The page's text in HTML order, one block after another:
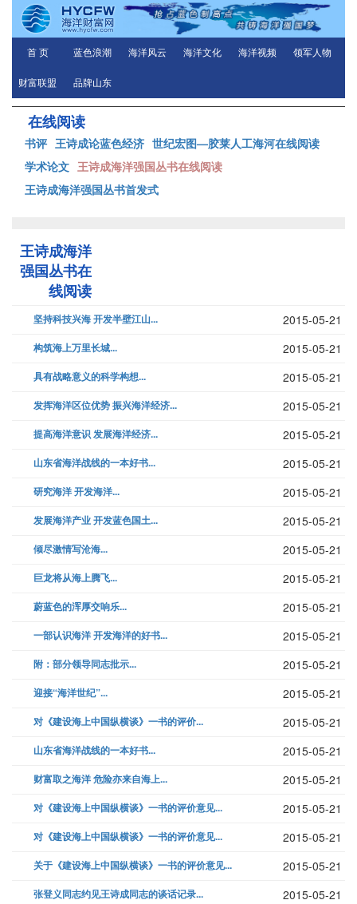
首 页 蓝色浪潮 海洋风云 海洋文化 海洋视频 领军人物
财富联盟 品牌山东
在线阅读
书评 王诗成论蓝色经济 世纪宏图—胶莱人工海河在线阅读
学术论文 王诗成海洋强国丛书在线阅读
王诗成海洋强国丛书首发式
王诗成海洋
强国丛书在
线阅读
坚持科技兴海 开发半壁江山... 2015-05-21
构筑海上万里长城... 2015-05-21
具有战略意义的科学构想... 2015-05-21
发挥海洋区位优势 振兴海洋经济... 2015-05-21
提高海洋意识 发展海洋经济... 2015-05-21
山东省海洋战线的一本好书... 2015-05-21
研究海洋 开发海洋... 2015-05-21
发展海洋产业 开发蓝色国土... 2015-05-21
倾尽激情写沧海... 2015-05-21
巨龙将从海上腾飞... 2015-05-21
蔚蓝色的浑厚交响乐... 2015-05-21
一部认识海洋 开发海洋的好书... 2015-05-21
附：部分领导同志批示... 2015-05-21
迎接“海洋世纪”... 2015-05-21
对《建设海上中国纵横谈》一书的评价... 2015-05-21
山东省海洋战线的一本好书... 2015-05-21
财富取之海洋 危险亦来自海上... 2015-05-21
对《建设海上中国纵横谈》一书的评价意见... 2015-05-21
对《建设海上中国纵横谈》一书的评价意见... 2015-05-21
关于《建设海上中国纵横谈》一书的评价意见... 2015-05-21
张登义同志约见王诗成同志的谈话记录... 2015-05-21